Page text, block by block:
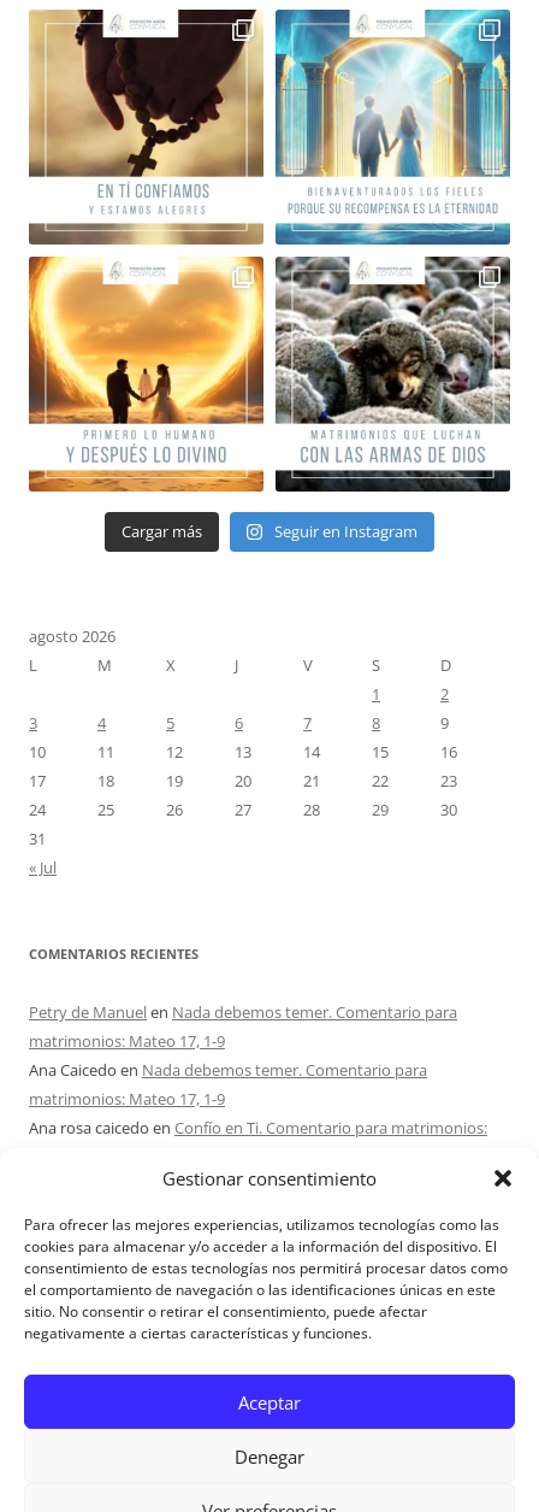
Gestionar consentimiento
Para ofrecer las mejores experiencias, utilizamos tecnologías como las
cookies para almacenar y/o acceder a la información del dispositivo. El
consentimiento de estas tecnologías nos permitirá procesar datos como
el comportamiento de navegación o las identificaciones únicas en este
sitio. No consentir o retirar el consentimiento, puede afectar
negativamente a ciertas características y funciones.
Aceptar
Denegar
Cargar más Seguir en Instagram
agosto 2026
L
M X J V S
D
1
2
3
4 5 6 7 8
9
10
11 12 13 14 15
16
17
18 19 20 21 22
23
24
25 26 27 28 29
30
31
« Jul
COMENTARIOS RECIENTES
Petry de Manuelen Nada debemos temer. Comentario para
matrimonios: Mateo 17, 1-9
Ana Caicedo en Nada debemos temer. Comentario para
matrimonios: Mateo 17, 1-9
Ana rosa caicedo en Confío en Ti. Comentario para matrimonios:
en¿Ser o hacer? Comentario para Matrimonios:
Mateo 15, 1-2. 10-14
Maria Asuncion Herrero Mendezen¿Ser o hacer? Comentario para
Matrimonios: Mateo 15, 1-2. 10-14